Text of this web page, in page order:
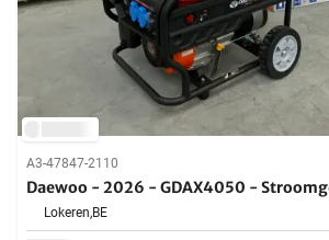
A3-47847-2110
Daewoo - 2026 - GDAX4050 -
Lokeren,BE